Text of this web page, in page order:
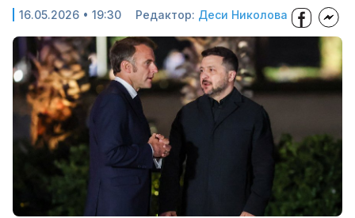
16.05.2026 • 19:30 Редактор: Деси Николова